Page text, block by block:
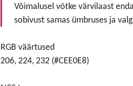
Võimalusel võtke värvilaast
sobivust samas ümbruses ja
RGB väärtused
206, 224, 232 (#CEE0E8)